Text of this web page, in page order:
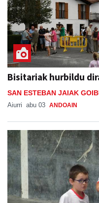
Bisitariak hurbildu
SAN ESTEBAN JAIAK
Aiurri abu 03 ANDOAIN